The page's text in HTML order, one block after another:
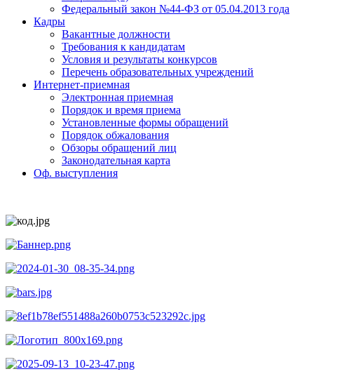
Федеральный закон №44-ФЗ от 05.04.2013 года
Кадры
Вакантные должности
Требования к кандидатам
Условия и результаты конкурсов
Перечень образовательных учреждений
Интернет-приемная
Электронная приемная
Порядок и время приема
Установленные формы обращений
Порядок обжалования
Обзоры обращений лиц
Законодательная карта
Оф. выступления